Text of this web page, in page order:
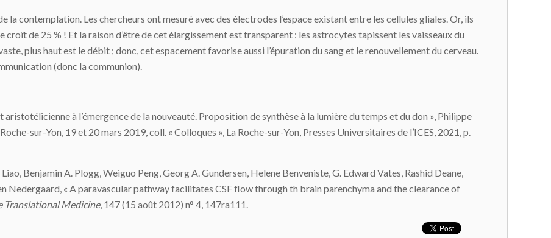
la contemplation. Les chercheurs ont mesuré avec des électrodes l’espace existant entre les cellules gliales. Or, ils
de 25 % ! Et la raison d’être de cet élargissement est transparent : les astrocytes tapissent les vaisseaux du
plus haut est le débit ; donc, cet espacement favorise aussi l’épuration du sang et le renouvellement du cerveau.
(donc la communion).
aristotélicienne à l’émergence de la nouveauté. Proposition de synthèse à la lumière du temps et du don », Philippe
sur-Yon, 19 et 20 mars 2019, coll. « Colloques », La Roche-sur-Yon, Presses Universitaires de l’ICES, 2021, p.
Benjamin A. Plogg, Weiguo Peng, Georg A. Gundersen, Helene Benveniste, G. Edward Vates, Rashid Deane,
Nedergaard, « A paravascular pathway facilitates CSF flow through th brain parenchyma and the clearance of
Translational Medicine, 147 (15 août 2012) n° 4, 147ra111.